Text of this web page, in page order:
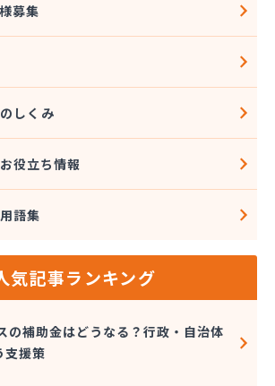
式会社
株式会社 村井事業所配送センター
株式会社村井事業所プロパンガス課
ス株式会社
社
協同組合
式会社
合
社
募集
しくみ
役立ち情報
語集
気記事ランキング
の補助金はどうなる？行政・自治体
支援策